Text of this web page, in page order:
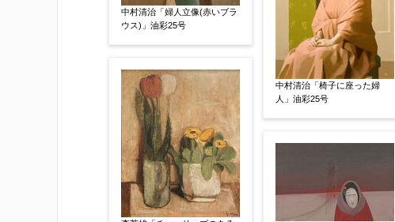
添付画像 【任意】
※添付画像は5MBまでのjpg、gif、pig、pdf形式
中村清治「婦人立像(赤いブラ
ウス)」油彩25号
中村清治「椅子に座った婦
人」油彩25号